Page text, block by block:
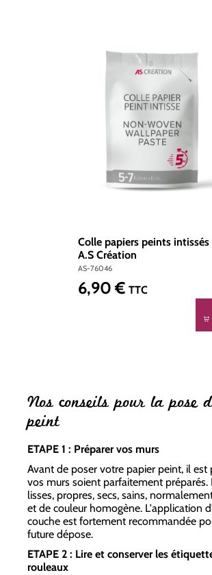
Colle papiers peints intissés
A.S Création
AS-76046
Prix régulier :
6,90 € TTC
Nos conseils pour la pose
peint
ETAPE 1 : Préparer vos murs
Avant de poser votre papier peint, il est
vos murs soient parfaitement préparés.
lisses, propres, secs, sains,
et de couleur homogène. L'application
couche est fortement recommandée
future dépose.
ETAPE 2 : Lire et conserver les
rouleaux